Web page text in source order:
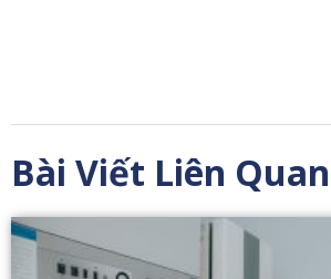
Bài Viết Liên Quan